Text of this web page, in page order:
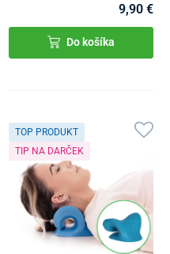
9,90 €
Do košíka
TOP PRODUKT
TIP NA DARČEK